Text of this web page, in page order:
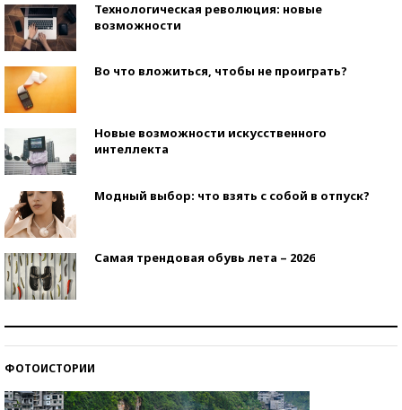
Технологическая революция: новые
возможности
Во что вложиться, чтобы не проиграть?
Новые возможности искусственного
интеллекта
Модный выбор: что взять с собой в отпуск?
Самая трендовая обувь лета – 2026
ФОТОИСТОРИИ